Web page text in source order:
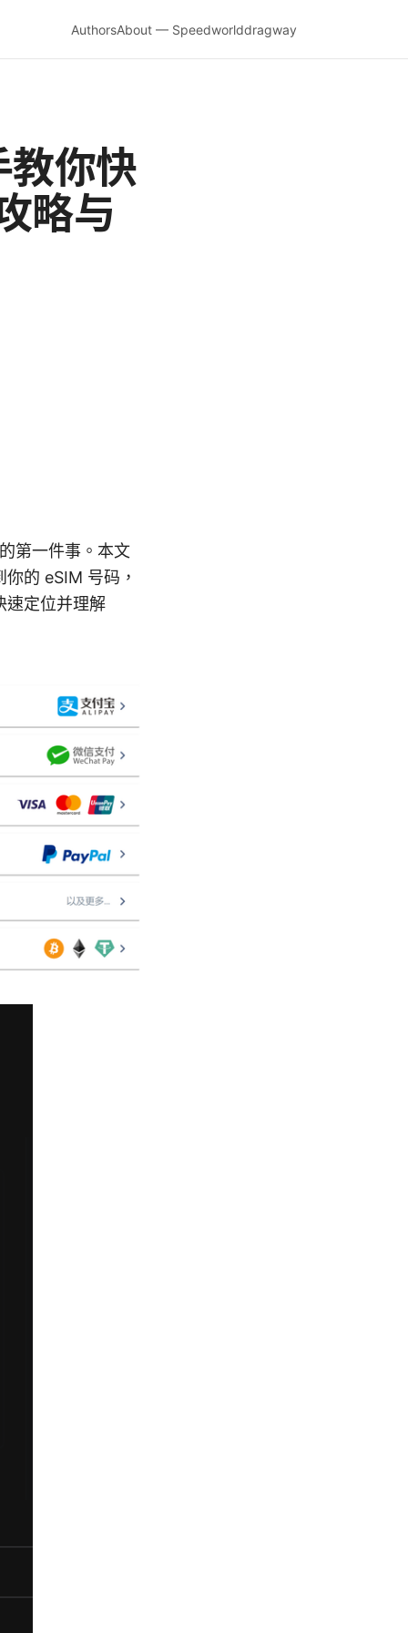
AuthorsAbout — Speedworlddragway
你快
略与
第一件事。本文
的 eSIM 号码，
速定位并理解